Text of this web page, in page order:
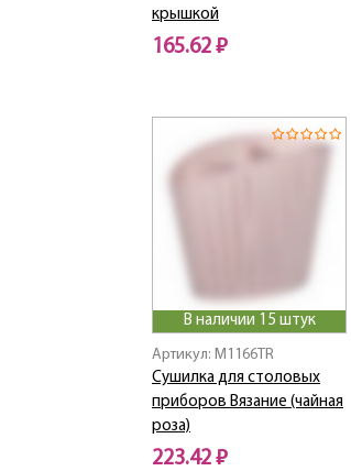
крышкой
165.62 ₽
В наличии 15 штук
Артикул: M1166TR
Сушилка для столовых
приборов Вязание (чайная
роза)
223.42 ₽